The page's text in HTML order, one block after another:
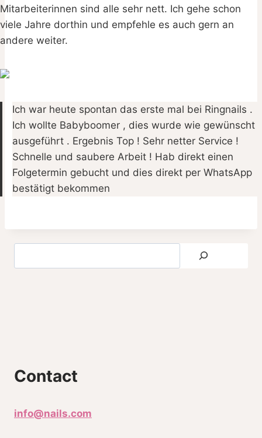
Mitarbeiterinnen sind alle sehr nett. Ich gehe schon
viele Jahre dorthin und empfehle es auch gern an
andere weiter.
Ich war heute spontan das erste mal bei Ringnails .
Ich wollte Babyboomer , dies wurde wie gewünscht
ausgeführt . Ergebnis Top ! Sehr netter Service !
Schnelle und saubere Arbeit ! Hab direkt einen
Folgetermin gebucht und dies direkt per WhatsApp
bestätigt bekommen
Contact
info@nails.com